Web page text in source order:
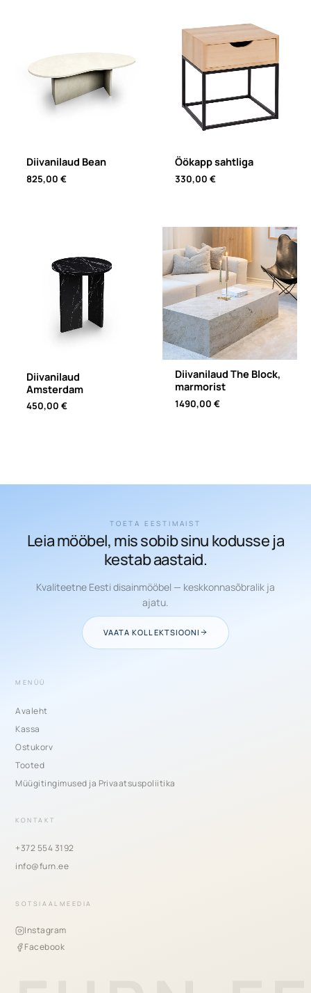
Diivanilaud Bean
825,00 €
Öökapp sahtliga
330,00 €
Diivanilaud
Amsterdam
450,00 €
Diivanilaud The Block,
marmorist
1490,00 €
TOETA EESTIMAIST
Leia mööbel, mis sobib sinu kodusse ja
kestab aastaid.
Kvaliteetne Eesti disainmööbel — keskkonnasõbralik ja
ajatu.
VAATA KOLLEKTSIOONI
MENÜÜ
Avaleht
Kassa
Ostukorv
Tooted
Müügitingimused ja Privaatsuspoliitika
KONTAKT
+372 554 3192
info@furn.ee
SOTSIAALMEEDIA
Instagram
Facebook